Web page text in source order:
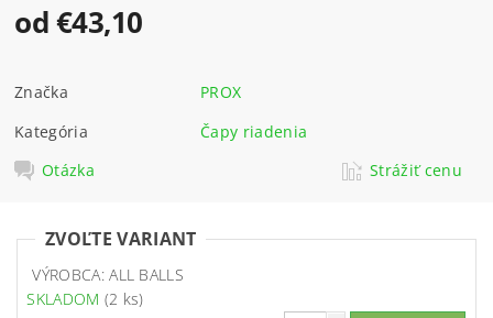
od €43,10
Značka
PROX
Kategória
Čapy riadenia
Otázka
Strážiť cenu
ZVOĽTE VARIANT
VÝROBCA: ALL BALLS
SKLADOM (2 ks)